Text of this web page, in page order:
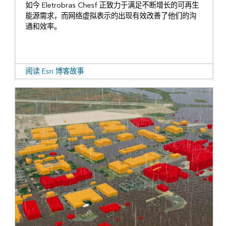
如今 Eletrobras Chesf 正致力于满足不断增长的可再生
能源需求，而网络虚拟表示的出现有效改善了他们的沟
通和效率。
阅读 Esri 博客故事